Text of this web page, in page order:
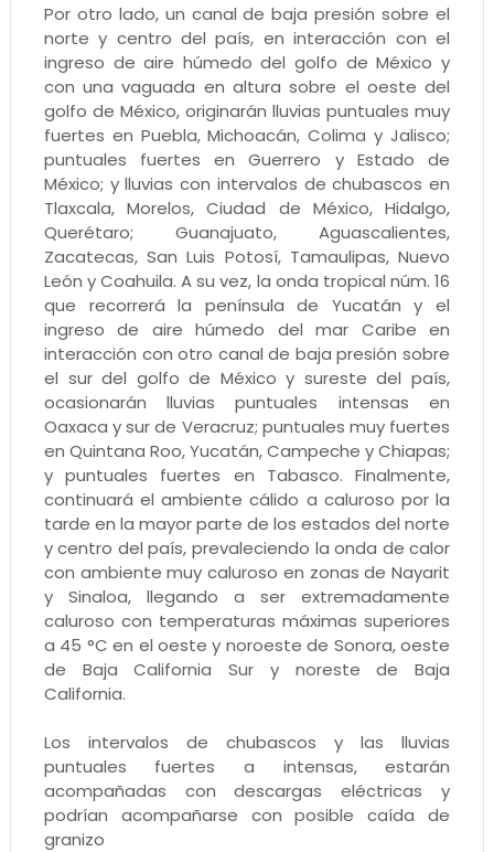
Por otro lado, un canal de baja presión sobre el
norte y centro del país, en interacción con el
ingreso de aire húmedo del golfo de México y
con una vaguada en altura sobre el oeste del
golfo de México, originarán lluvias puntuales muy
fuertes en Puebla, Michoacán, Colima y Jalisco;
puntuales fuertes en Guerrero y Estado de
México; y lluvias con intervalos de chubascos en
Tlaxcala, Morelos, Ciudad de México, Hidalgo,
Querétaro; Guanajuato, Aguascalientes,
Zacatecas, San Luis Potosí, Tamaulipas, Nuevo
León y Coahuila. A su vez, la onda tropical núm. 16
que recorrerá la península de Yucatán y el
ingreso de aire húmedo del mar Caribe en
interacción con otro canal de baja presión sobre
el sur del golfo de México y sureste del país,
ocasionarán lluvias puntuales intensas en
Oaxaca y sur de Veracruz; puntuales muy fuertes
en Quintana Roo, Yucatán, Campeche y Chiapas;
y puntuales fuertes en Tabasco. Finalmente,
continuará el ambiente cálido a caluroso por la
tarde en la mayor parte de los estados del norte
y centro del país, prevaleciendo la onda de calor
con ambiente muy caluroso en zonas de Nayarit
y Sinaloa, llegando a ser extremadamente
caluroso con temperaturas máximas superiores
a 45 °C en el oeste y noroeste de Sonora, oeste
de Baja California Sur y noreste de Baja
California.
Los intervalos de chubascos y las lluvias
puntuales fuertes a intensas, estarán
acompañadas con descargas eléctricas y
podrían acompañarse con posible caída de
granizo